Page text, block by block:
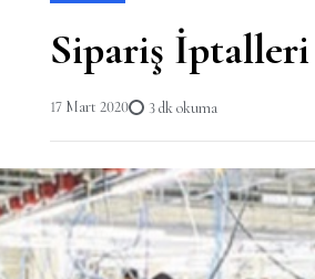
Sipariş İptalleri
17 Mart 2020 3 dk okuma